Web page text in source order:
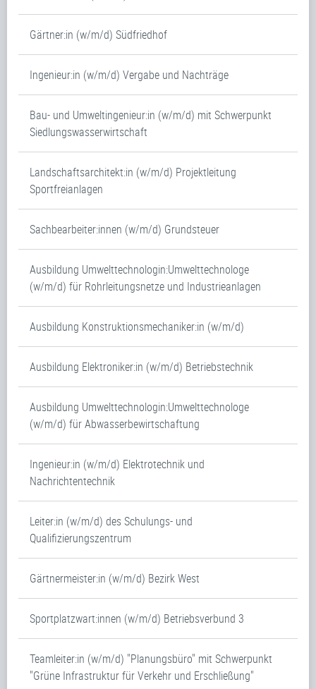
Gärtner:in (w/m/d) Südfriedhof
Ingenieur:in (w/m/d) Vergabe und Nachträge
Bau- und Umweltingenieur:in (w/m/d) mit Schwerpunkt
Siedlungswasserwirtschaft
Landschaftsarchitekt:in (w/m/d) Projektleitung
Sportfreianlagen
Sachbearbeiter:innen (w/m/d) Grundsteuer
Ausbildung Umwelttechnologin:Umwelttechnologe
(w/m/d) für Rohrleitungsnetze und Industrieanlagen
Ausbildung Konstruktionsmechaniker:in (w/m/d)
Ausbildung Elektroniker:in (w/m/d) Betriebstechnik
Ausbildung Umwelttechnologin:Umwelttechnologe
(w/m/d) für Abwasserbewirtschaftung
Ingenieur:in (w/m/d) Elektrotechnik und
Nachrichtentechnik
Leiter:in (w/m/d) des Schulungs- und
Qualifizierungszentrum
Gärtnermeister:in (w/m/d) Bezirk West
Sportplatzwart:innen (w/m/d) Betriebsverbund 3
Teamleiter:in (w/m/d) "Planungsbüro" mit Schwerpunkt
"Grüne Infrastruktur für Verkehr und Erschließung"